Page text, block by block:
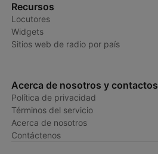
Recursos
Locutores
Widgets
Sitios web de radio por país
Acerca de nosotros y contactos
Política de privacidad
Términos del servicio
Acerca de nosotros
Contáctenos